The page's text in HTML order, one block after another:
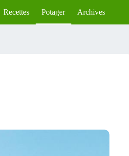
Recettes Potager Archives